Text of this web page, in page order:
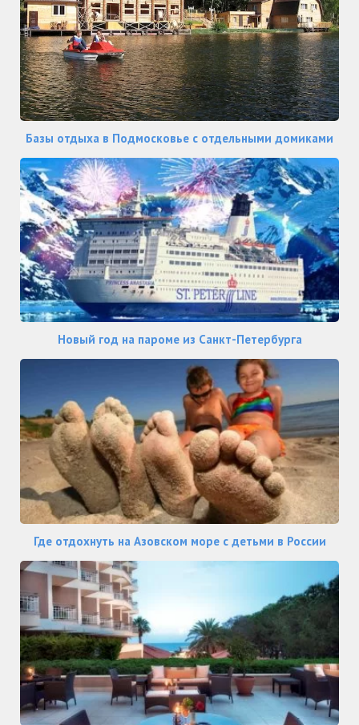
Базы отдыха в Подмосковье с отдельными домиками
Новый год на пароме из Санкт-Петербурга
Где отдохнуть на Азовском море с детьми в России